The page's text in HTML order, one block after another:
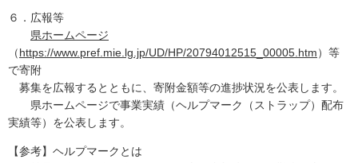
６．広報等
県ホームページ
（https://www.pref.mie.lg.jp/UD/HP/20794012515_00005.htm）等
で寄附
募集を広報するとともに、寄附金額等の進捗状況を公表します。
県ホームページで事業実績（ヘルプマーク（ストラップ）配布
実績等）を公表します。
【参考】ヘルプマークとは